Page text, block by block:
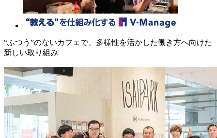
“ふつう”のないカフェで、多様性を活かした働き方へ向けた
新しい取り組み